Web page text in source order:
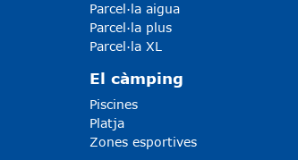
Parcel·la aigua
Parcel·la plus
Parcel·la XL
El càmping
Piscines
Platja
Zones esportives